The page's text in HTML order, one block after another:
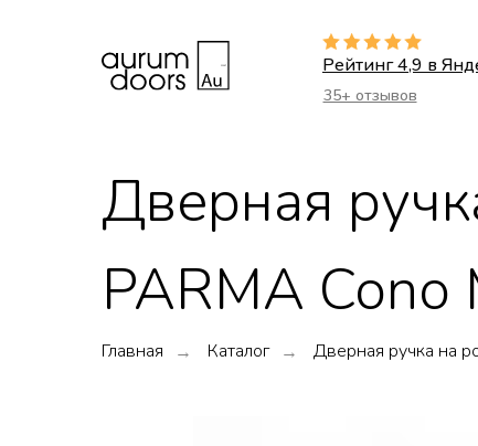
Рейтинг 4,9 в
35+ отзывов
Дверная
PARMA
Главная → Каталог → Дверная ручка на